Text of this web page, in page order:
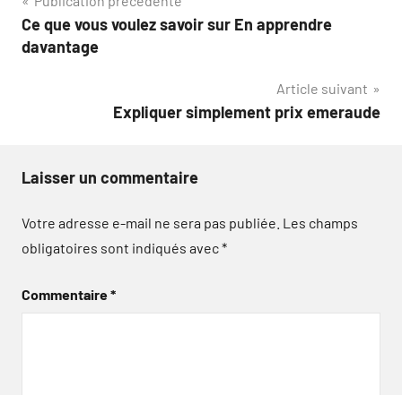
de
Ce que vous voulez savoir sur En apprendre
davantage
Article suivant
Expliquer simplement prix emeraude
Laisser un commentaire
Votre adresse e-mail ne sera pas publiée. Les champs
obligatoires sont indiqués avec*
Commentaire*